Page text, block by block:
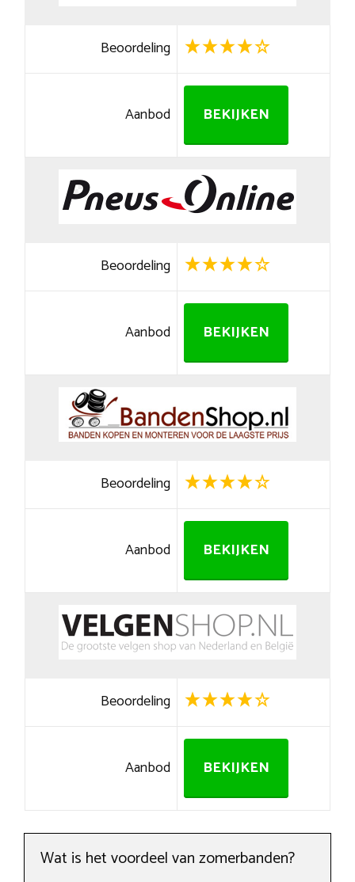
Beoordeling
Aanbod BEKIJKEN
Beoordeling
Aanbod BEKIJKEN
Beoordeling
Aanbod BEKIJKEN
Beoordeling
Aanbod BEKIJKEN
Wat is het voordeel van zomerbanden?